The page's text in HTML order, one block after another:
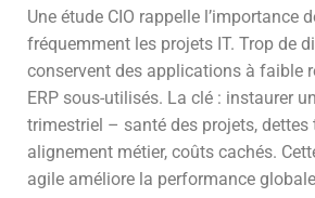
Une étude CIO rappelle l’importance
fréquemment les projets IT. Trop de
conservent des applications à faible
ERP sous-utilisés. La clé : instaurer
trimestriel – santé des projets, dettes
alignement métier, coûts cachés.
agile améliore la performance